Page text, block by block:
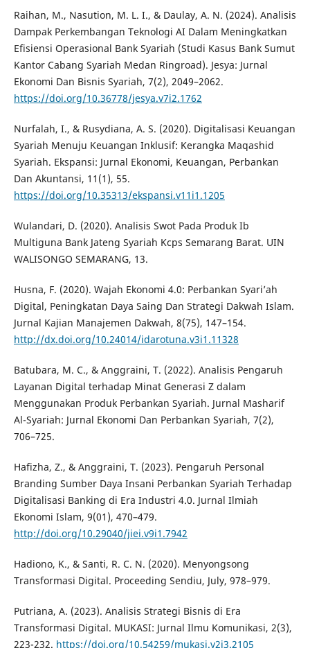
Raihan, M., Nasution, M. L. I., & Daulay, A. N. (2024). Analisis
Dampak Perkembangan Teknologi AI Dalam Meningkatkan
Efisiensi Operasional Bank Syariah (Studi Kasus Bank Sumut
Kantor Cabang Syariah Medan Ringroad). Jesya: Jurnal
Ekonomi Dan Bisnis Syariah, 7(2), 2049–2062.
https://doi.org/10.36778/jesya.v7i2.1762
Nurfalah, I., & Rusydiana, A. S. (2020). Digitalisasi Keuangan
Syariah Menuju Keuangan Inklusif: Kerangka Maqashid
Syariah. Ekspansi: Jurnal Ekonomi, Keuangan, Perbankan
Dan Akuntansi, 11(1), 55.
https://doi.org/10.35313/ekspansi.v11i1.1205
Wulandari, D. (2020). Analisis Swot Pada Produk Ib
Multiguna Bank Jateng Syariah Kcps Semarang Barat. UIN
WALISONGO SEMARANG, 13.
Husna, F. (2020). Wajah Ekonomi 4.0: Perbankan Syari’ah
Digital, Peningkatan Daya Saing Dan Strategi Dakwah Islam.
Jurnal Kajian Manajemen Dakwah, 8(75), 147–154.
http://dx.doi.org/10.24014/idarotuna.v3i1.11328
Batubara, M. C., & Anggraini, T. (2022). Analisis Pengaruh
Layanan Digital terhadap Minat Generasi Z dalam
Menggunakan Produk Perbankan Syariah. Jurnal Masharif
Al-Syariah: Jurnal Ekonomi Dan Perbankan Syariah, 7(2),
706–725.
Hafizha, Z., & Anggraini, T. (2023). Pengaruh Personal
Branding Sumber Daya Insani Perbankan Syariah Terhadap
Digitalisasi Banking di Era Industri 4.0. Jurnal Ilmiah
Ekonomi Islam, 9(01), 470–479.
http://doi.org/10.29040/jiei.v9i1.7942
Hadiono, K., & Santi, R. C. N. (2020). Menyongsong
Transformasi Digital. Proceeding Sendiu, July, 978–979.
Putriana, A. (2023). Analisis Strategi Bisnis di Era
Transformasi Digital. MUKASI: Jurnal Ilmu Komunikasi, 2(3),
223-232. https://doi.org/10.54259/mukasi.v2i3.2105